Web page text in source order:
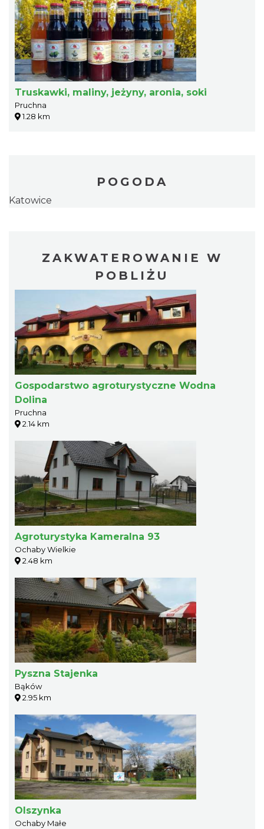
Truskawki, maliny, jeżyny, aronia, soki
Pruchna
1.28 km
POGODA
Katowice
ZAKWATEROWANIE W
POBLIŻU
Gospodarstwo agroturystyczne Wodna
Dolina
Pruchna
2.14 km
Agroturystyka Kameralna 93
Ochaby Wielkie
2.48 km
Pyszna Stajenka
Bąków
2.95 km
Olszynka
Ochaby Małe